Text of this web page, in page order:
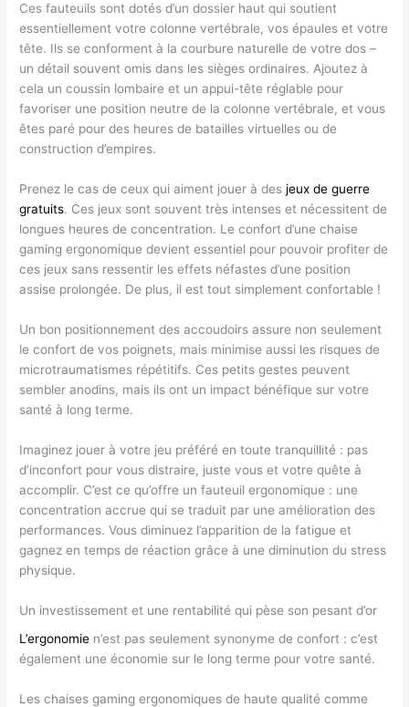
Ces fauteuils sont dotés d’un dossier haut qui soutient
essentiellement votre colonne vertébrale, vos épaules et votre
tête. Ils se conforment à la courbure naturelle de votre dos –
un détail souvent omis dans les sièges ordinaires. Ajoutez à
cela un coussin lombaire et un appui-tête réglable pour
favoriser une position neutre de la colonne vertébrale, et vous
êtes paré pour des heures de batailles virtuelles ou de
construction d’empires.
Prenez le cas de ceux qui aiment jouer à desjeux de guerre
gratuits. Ces jeux sont souvent très intenses et nécessitent de
longues heures de concentration. Le confort d’une chaise
gaming ergonomique devient essentiel pour pouvoir profiter de
ces jeux sans ressentir les effets néfastes d’une position
assise prolongée. De plus, il est tout simplement confortable !
Un bon positionnement des accoudoirs assure non seulement
le confort de vos poignets, mais minimise aussi les risques de
microtraumatismes répétitifs. Ces petits gestes peuvent
sembler anodins, mais ils ont un impact bénéfique sur votre
santé à long terme.
Imaginez jouer à votre jeu préféré en toute tranquillité : pas
d’inconfort pour vous distraire, juste vous et votre quête à
accomplir. C’est ce qu’offre un fauteuil ergonomique : une
concentration accrue qui se traduit par une amélioration des
performances. Vous diminuez l’apparition de la fatigue et
gagnez en temps de réaction grâce à une diminution du stress
physique.
Un investissement et une rentabilité qui pèse son pesant d’or
L’ergonomie n’est pas seulement synonyme de confort : c’est
également une économie sur le long terme pour votre santé.
Les chaises gaming ergonomiques de haute qualité comme